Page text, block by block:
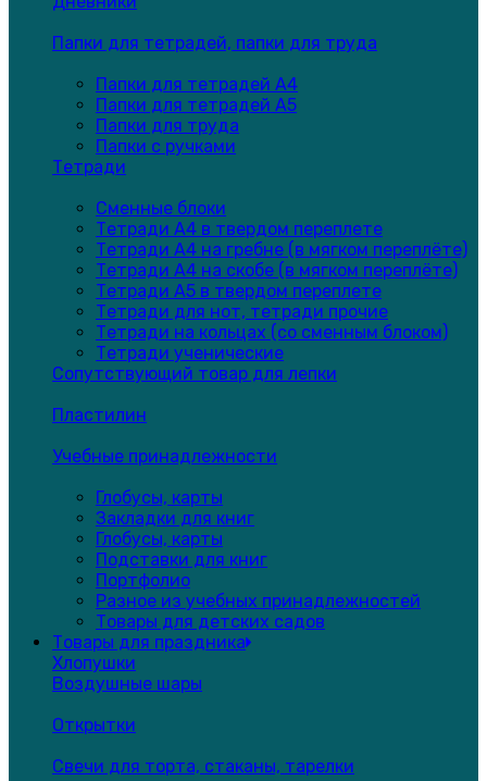
Папки для тетрадей, папки для труда
Папки для тетрадей А4
Папки для тетрадей А5
Папки для труда
Папки с ручками
Тетради
Сменные блоки
Тетради А4 в твердом переплете
Тетради А4 на гребне (в мягком переплёте)
Тетради А4 на скобе (в мягком переплёте)
Тетради А5 в твердом переплете
Тетради для нот, тетради прочие
Тетради на кольцах (со сменным блоком)
Тетради ученические
Сопутствующий товар для лепки
Пластилин
Учебные принадлежности
Глобусы, карты
Закладки для книг
Глобусы, карты
Подставки для книг
Портфолио
Разное из учебных принадлежностей
Товары для детских садов
Товары для праздника
Хлопушки
Воздушные шары
Открытки
Свечи для торта, стаканы, тарелки